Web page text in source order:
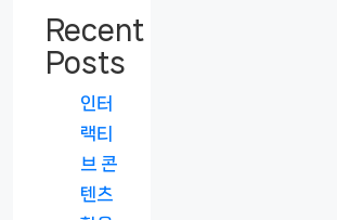
Recent
Posts
인터
랙티
브 콘
텐츠